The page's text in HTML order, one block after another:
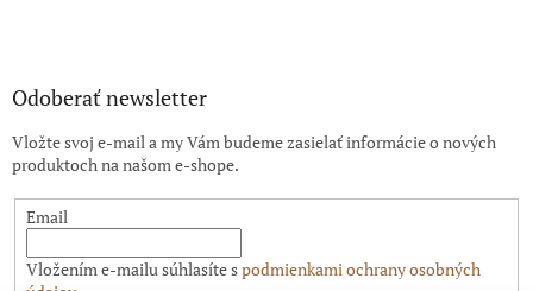
Odoberať newsletter
Vložte svoj e-mail a my Vám budeme zasielať informácie o nových
produktoch na našom e-shope.
Email
Vložením e-mailu súhlasíte spodmienkami ochrany osobných